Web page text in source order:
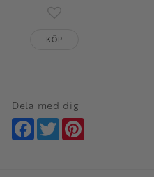
Lägg till i favoriter
KÖP
Dela med dig
Facebook
Twitter